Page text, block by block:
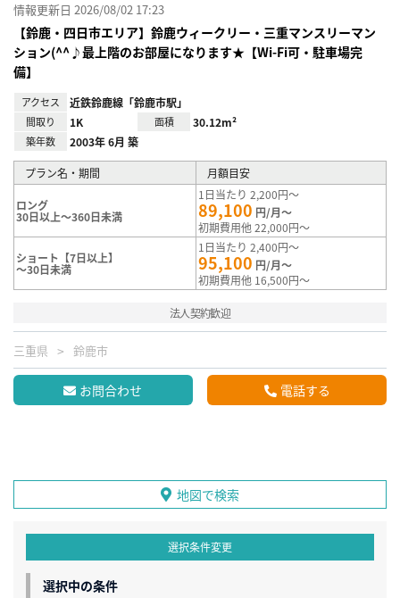
情報更新日 2026/08/02 17:23
【鈴鹿・四日市エリア】鈴鹿ウィークリー・三重マンスリーマン
ション(^^♪最上階のお部屋になります★【Wi-Fi可・駐車場完
備】
アクセス 近鉄鈴鹿線「鈴鹿市駅」
間取り 1K 面積 30.12m²
築年数 2003年 6月 築
プラン名・期間 月額目安
ロング
30日以上～360日未満
1日当たり 2,200円～
89,100 円/月～
初期費用他 22,000円～
ショート【7日以上】
～30日未満
1日当たり 2,400円～
95,100 円/月～
初期費用他 16,500円～
法人契約歓迎
三重県 鈴鹿市
お問合わせ 電話する
地図で検索
選択条件変更
選択中の条件